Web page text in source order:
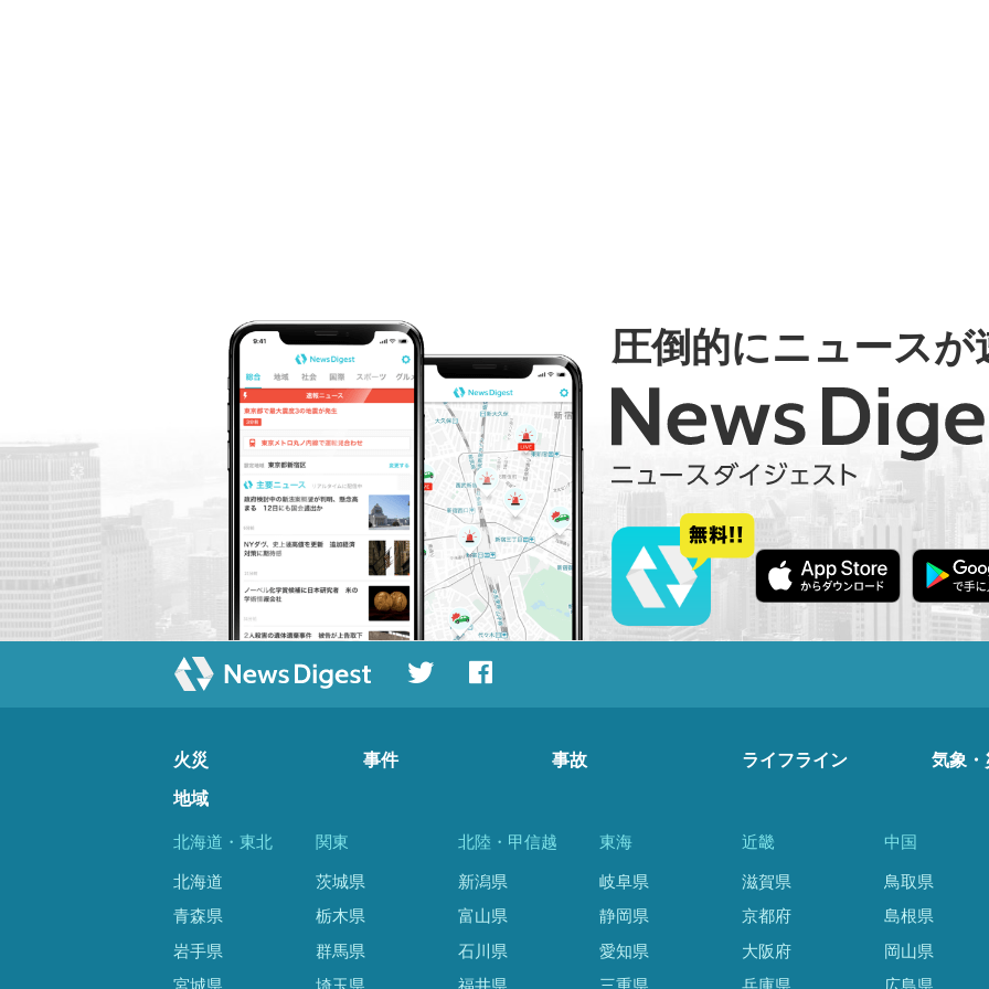
圧倒的にニュースが
火災 事件 事故 ライフライン 気象・
地域
北海道・東北
北海道
青森県
岩手県
関東
茨城県
栃木県
群馬県
北陸・甲信越
新潟県
富山県
石川県
東海
岐阜県
静岡県
愛知県
近畿
滋賀県
京都府
大阪府
中国
鳥取県
島根県
岡山県